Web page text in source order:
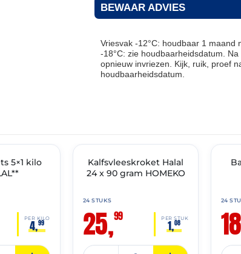
BEWAAR ADVIES
Vriesvak -12°C: houdbaar 1 maand
-18°C: zie houdbaarheidsdatum.
opnieuw invriezen. Kijk, ruik, proef
houdbaarheidsdatum.
5×1 kilo
PER KILO
4,99
✓ VAST ASSORTIMENT
Kalfsvleeskroket Halal
24 x 90 gram HOMEKO
24 STUKS
25,99 PER STUK
1,08
✓
24